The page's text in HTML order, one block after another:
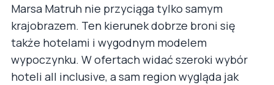
Marsa Matruh nie przyciąga tylko samym
krajobrazem. Ten kierunek dobrze broni się
także hotelami i wygodnym modelem
wypoczynku. W ofertach widać szeroki wybór
hoteli all inclusive, a sam region wygląda jak